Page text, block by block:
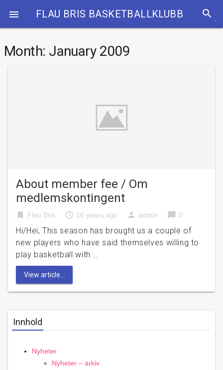
 FLAU BRIS BASKETBALLKLUBB search
Month: January 2009
About member fee / Om
medlemskontingent
bookmark Flau Bris access_time 16 years ago person admin chat_bubble 0
Hi/Hei, This season has brought us a couple of
new players who have said themselves willing to
play basketball with …
View article...
Innhold
Nyheter
Nyheter – arkiv